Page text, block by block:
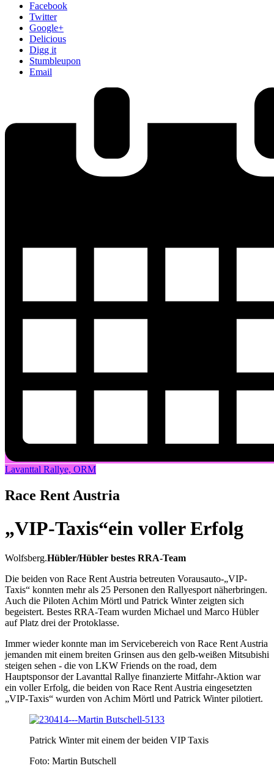
Facebook
Twitter
Google+
Delicious
Digg it
Stumbleupon
Email
Lavanttal Rallye, ORM
Race Rent Austria
„VIP-Taxis“ein voller Erfolg
Wolfsberg.Hübler/Hübler bestes RRA-Team
Die beiden von Race Rent Austria betreuten Vorausauto-„VIP-
Taxis“ konnten mehr als 25 Personen den Rallyesport näherbringen.
Auch die Piloten Achim Mörtl und Patrick Winter zeigten sich
begeistert. Bestes RRA-Team wurden Michael und Marco Hübler
auf Platz drei der Protoklasse.
Immer wieder konnte man im Servicebereich von Race Rent Austria
jemanden mit einem breiten Grinsen aus den gelb-weißen Mitsubishi
steigen sehen - die von LKW Friends on the road, dem
Hauptsponsor der Lavanttal Rallye finanzierte Mitfahr-Aktion war
ein voller Erfolg, die beiden von Race Rent Austria eingesetzten
„VIP-Taxis“ wurden von Achim Mörtl und Patrick Winter pilotiert.
Patrick Winter mit einem der beiden VIP Taxis
Foto: Martin Butschell